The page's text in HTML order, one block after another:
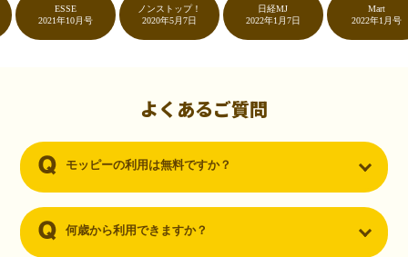
ントはギフト券に交換して、プチ贅沢を楽しんでます♪
（30代・男性）
ーを知りました。クレジットカードを発行するだけでポイントが貯ま
るならと無料登録して、クレジットカードの発行やアプリダウンロー
2021年10月号
ノンストップ！
2020年5月7日
日経MJ
2022年1月7日
2022年1月号
よくあるご質問
モッピーの利用は無料ですか？
何歳から利用できますか？